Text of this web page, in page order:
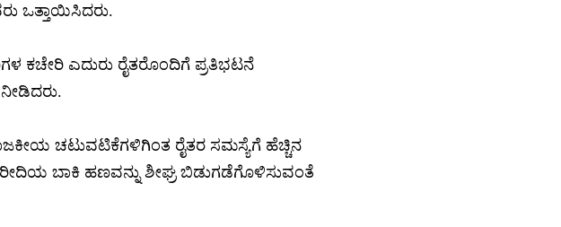
ಒತ್ತಾಯಿಸಿದರು.
ಕಚೇರಿ ಎದುರು ರೈತರೊಂದಿಗೆ ಪ್ರತಿಭಟನೆ
ಚಟುವಟಿಕೆಗಳಿಗಿಂತ ರೈತರ ಸಮಸ್ಯೆಗೆ ಹೆಚ್ಚಿನ
ಬಾಕಿ ಹಣವನ್ನು ಶೀಘ್ರ ಬಿಡುಗಡೆಗೊಳಿಸುವಂತೆ